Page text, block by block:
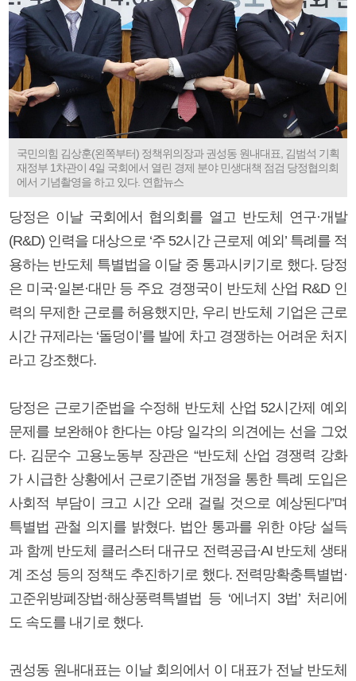
국민의힘 김상훈(왼쪽부터) 정책위의장과 권성동 원내대표, 김범석 기획
재정부 1차관이 4일 국회에서 열린 경제 분야 민생대책 점검 당정협의회
에서 기념촬영을 하고 있다. 연합뉴스
당정은 이날 국회에서 협의회를 열고 반도체 연구·개발
(R&D) 인력을 대상으로 ‘주 52시간 근로제 예외’ 특례를 적
용하는 반도체 특별법을 이달 중 통과시키기로 했다. 당정
은 미국·일본·대만 등 주요 경쟁국이 반도체 산업 R&D 인
력의 무제한 근로를 허용했지만, 우리 반도체 기업은 근로
시간 규제라는 ‘돌덩이’를 발에 차고 경쟁하는 어려운 처지
라고 강조했다.
당정은 근로기준법을 수정해 반도체 산업 52시간제 예외
문제를 보완해야 한다는 야당 일각의 의견에는 선을 그었
다. 김문수 고용노동부 장관은 “반도체 산업 경쟁력 강화
가 시급한 상황에서 근로기준법 개정을 통한 특례 도입은
사회적 부담이 크고 시간 오래 걸릴 것으로 예상된다”며
특별법 관철 의지를 밝혔다. 법안 통과를 위한 야당 설득
과 함께 반도체 클러스터 대규모 전력공급·AI 반도체 생태
계 조성 등의 정책도 추진하기로 했다. 전력망확충특별법·
고준위방폐장법·해상풍력특별법 등 ‘에너지 3법’ 처리에
도 속도를 내기로 했다.
권성동 원내대표는 이날 회의에서 이 대표가 전날 반도체